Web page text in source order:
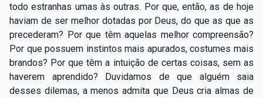
todo estranhas umas às outras. Por que, então, as de hoje
haviam de ser melhor dotadas por Deus, do que as que as
precederam? Por que têm aquelas melhor compreensão?
Por que possuem instintos mais apurados, costumes mais
brandos? Por que têm a intuição de certas coisas, sem as
haverem aprendido? Duvidamos de que alguém saia
desses dilemas, a menos admita que Deus cria almas de